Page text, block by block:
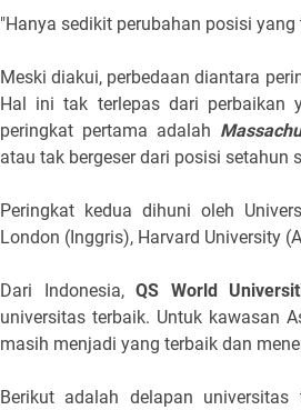
"Hanya sedikit perubahan posisi
Meski diakui, perbedaan diantara
Hal ini tak terlepas dari perbaikan
peringkat pertama adalah
atau tak bergeser dari posisi setahun
Peringkat kedua dihuni oleh
London (Inggris), Harvard University
Dari Indonesia,QS World
universitas terbaik. Untuk kawasan
masih menjadi yang terbaik dan
Berikut adalah delapan